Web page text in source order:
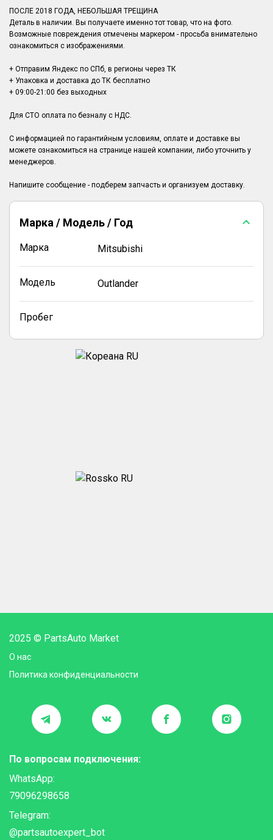
ПОСЛЕ 2018 ГОДА, НЕБОЛЬШАЯ ТРЕЩИНА
Деталь в наличии. Вы получаете именно тот товар, что на фото.
Возможные повреждения отмечены маркером - просьба внимательно
ознакомиться с изображениями.
+ Отправим Яндекс по СПб, в регионы через ТК
+ Упаковка и доставка до ТК бесплатно
+ 09:00-21:00 без выходных
Для СТО оплата по безналу с НДС.
С информацией по гарантийным условиям, оплате и доставке вы
можете ознакомиться на странице нашей компании, либо уточнить у
менеджеров.
Марка / Модель / Год
Марка Mitsubishi
Модель Outlander
Пробег
2025 © PartsAuto Market
О нас
Политика конфиденциальности
По вопросам подключения:
WhatsApp:
79096298658
Telegram:
@partsautoexpert_bot